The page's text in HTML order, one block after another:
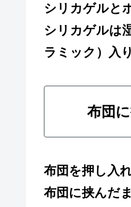
シリカゲルと
シリカゲルは
ラミック）入
布団
布団を押し入
布団に挟んだ